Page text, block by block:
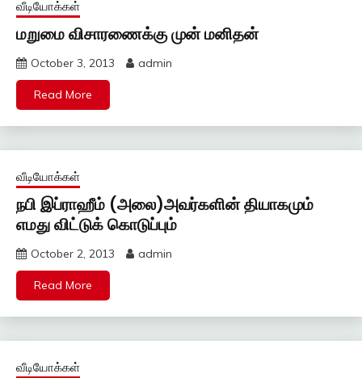
வீடியோக்கள்
மறுமை விசாரணைக்கு முன் மனிதன்
October 3, 2013 admin
Read More
வீடியோக்கள்
நபி இப்ராஹீம் (அலை)அவர்களின் தியாகமும்
எமது விட்டுக் கொடுப்பும்
October 2, 2013 admin
Read More
வீடியோக்கள்